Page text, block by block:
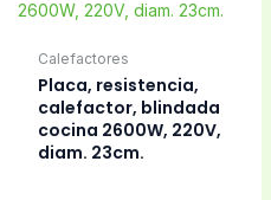
Calefactores
Placa, resistencia,
calefactor, blindada
cocina 2600W, 220V,
diam. 23cm.